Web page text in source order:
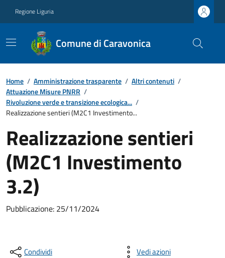
Regione Liguria
Comune di Caravonica
Home / Amministrazione trasparente / Altri contenuti /
Attuazione Misure PNRR /
Rivoluzione verde e transizione ecologica... /
Realizzazione sentieri (M2C1 Investimento...
Realizzazione sentieri
(M2C1 Investimento
3.2)
Pubblicazione: 25/11/2024
Condividi Vedi azioni